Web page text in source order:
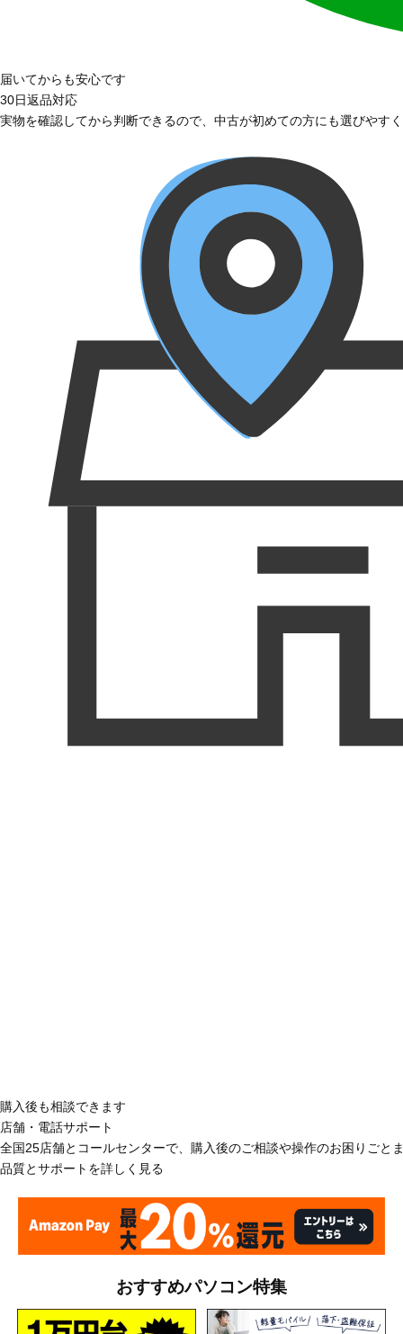
届いてからも安心です
30日返品対応
実物を確認してから判断できるので、中古が初めての方にも選びやす
購入後も相談できます
店舗・電話サポート
全国25店舗とコールセンターで、購入後のご相談や操作のお困りごと
品質とサポートを詳しく見る
おすすめパソコン特集